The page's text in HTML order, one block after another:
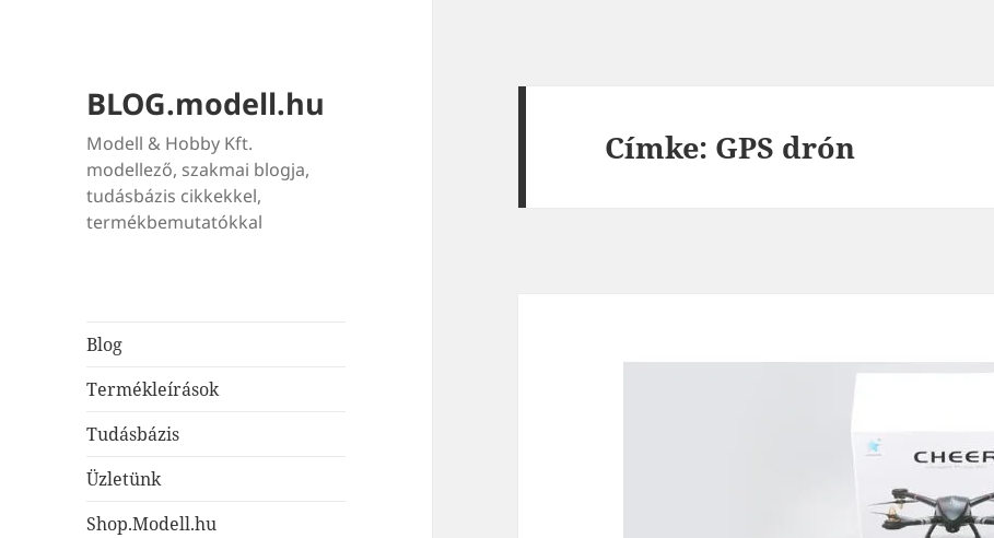
BLOG.modell.hu
Modell & Hobby Kft.
modellező, szakmai blogja,
tudásbázis cikkekkel,
termékbemutatókkal
Blog
Termékleírások
Tudásbázis
Üzletünk
Shop.Modell.hu
Címke: GPS drón